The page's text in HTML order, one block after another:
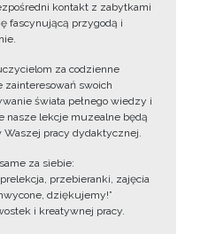
kontakt z zabytkami
fascynującą przygodą i
za codzienne
zainteresowań swoich
świata pełnego wiedzy i
nasze lekcje muzealne będą
pracy dydaktycznej.
za siebie:
przebieranki, zajęcia
dziękujemy!”
i kreatywnej pracy.